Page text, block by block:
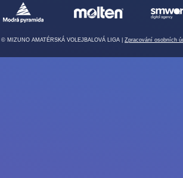
© MIZUNO AMATÉRSKÁ VOLEJBALOVÁ LIGA | Zpracování osobních